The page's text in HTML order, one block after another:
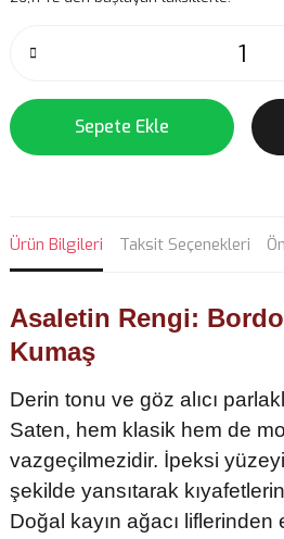
Sepete Ekle
Ürün Bilgileri Taksit Seçenekleri
Asaletin Rengi:
Kumaş
Derin tonu ve göz alıcı
Saten, hem klasik hem de
vazgeçilmezidir. İpeksi yüzeyi,
şekilde yansıtarak
Doğal kayın ağacı liflerinden